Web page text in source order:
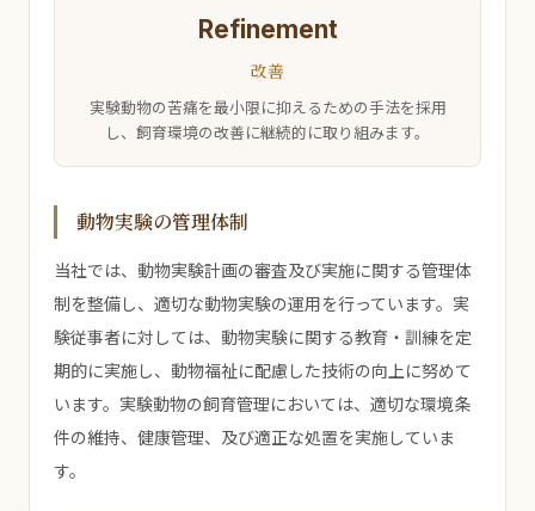
Refinement
改善
実験動物の苦痛を最小限に抑えるための手法を採用
し、飼育環境の改善に継続的に取り組みます。
動物実験の管理体制
当社では、動物実験計画の審査及び実施に関する管理体
制を整備し、適切な動物実験の運用を行っています。実
験従事者に対しては、動物実験に関する教育・訓練を定
期的に実施し、動物福祉に配慮した技術の向上に努めて
います。実験動物の飼育管理においては、適切な環境条
件の維持、健康管理、及び適正な処置を実施していま
す。